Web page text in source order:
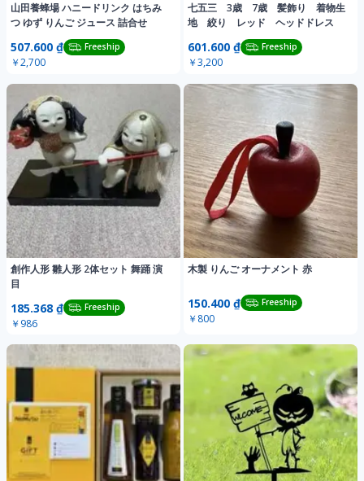
山田養蜂場 ハニードリンク はちみ
つ ゆず りんご ジュース 詰合せ
507.600 ₫ Freeship
￥2,700
七五三 3歳 7歳 髪飾り 着物生
地 絞り レッド ヘッドドレス
601.600 ₫ Freeship
￥3,200
創作人形 雛人形 2体セット 舞踊 演
目
185.368 ₫ Freeship
￥986
木製 りんご オーナメント 赤
150.400 ₫ Freeship
￥800